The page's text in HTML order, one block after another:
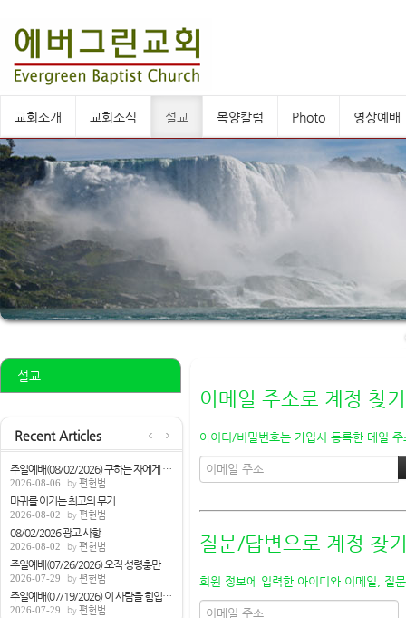
교회소개 교회소식 설교 목양칼럼 Photo 영상예배
설교
Recent Articles
주일예배(08/02/2026) 구하는 자에게 성령을...
2026-08-06 편헌범
마귀를 이기는 최고의 무기
2026-08-02 편헌범
08/02/2026 광고 사항
2026-08-02 편헌범
주일예배(07/26/2026) 오직 성령충만 받으라...
2026-07-29 편헌범
주일예배(07/19/2026) 이 사람을 힘입으면[...
2026-07-29 편헌범
이메일 주소로 계정 찾기
아이디/비밀번호는 가입시 등록한 메일
질문/답변으로 계정 찾
회원 정보에 입력한 아이디와 이메일, 질